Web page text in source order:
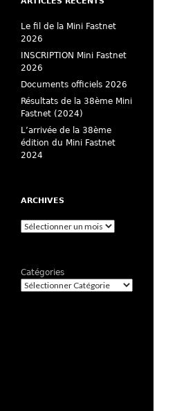
Le fil de la Mini Fastnet
2026
INSCRIPTION Mini Fastnet
2026
Documents officiels 2026
Résultats de la 38ème Mini
Fastnet (2024)
L’arrivée de la 38ème
édition du Mini Fastnet
2024
ARCHIVES
Archives
Catégories